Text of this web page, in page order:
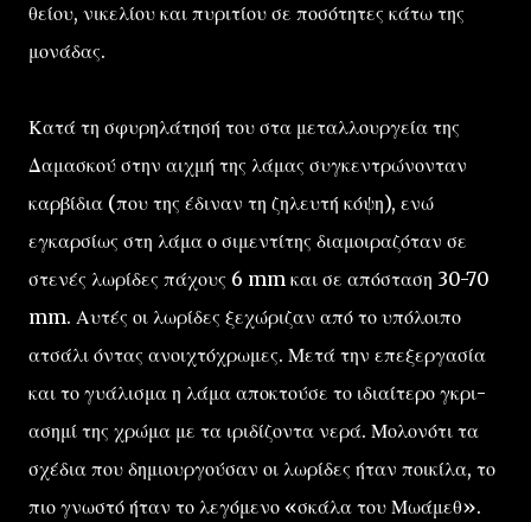
θείου, νικελίου και πυριτίου σε ποσότητες κάτω της
μονάδας.
Κατά τη σφυρηλάτησή του στα μεταλλουργεία της
Δαμασκού στην αιχμή της λάμας συγκεντρώνονταν
καρβίδια (που της έδιναν τη ζηλευτή κόψη), ενώ
εγκαρσίως στη λάμα ο σιμεντίτης διαμοιραζόταν σε
στενές λωρίδες πάχους 6 mm και σε απόσταση 30-70
mm. Αυτές οι λωρίδες ξεχώριζαν από το υπόλοιπο
ατσάλι όντας ανοιχτόχρωμες. Μετά την επεξεργασία
και το γυάλισμα η λάμα αποκτούσε το ιδιαίτερο γκρι-
ασημί της χρώμα με τα ιριδίζοντα νερά. Μολονότι τα
σχέδια που δημιουργούσαν οι λωρίδες ήταν ποικίλα, το
πιο γνωστό ήταν το λεγόμενο «σκάλα του Μωάμεθ».